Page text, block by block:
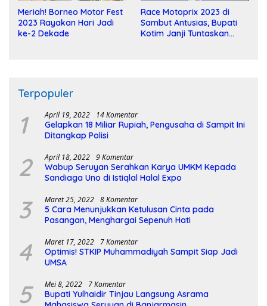
Meriah! Borneo Motor Fest
2023 Rayakan Hari Jadi
ke-2 Dekade
Race Motoprix 2023 di
Sambut Antusias, Bupati
Kotim Janji Tuntaskan
Terpopuler
1 April 19, 2022 14 Komentar
Gelapkan 18 Miliar Rupiah, Pengusaha di Sampit Ini
Ditangkap Polisi
2 April 18, 2022 9 Komentar
Wabup Seruyan Serahkan Karya UMKM Kepada
Sandiaga Uno di Istiqlal Halal Expo
3 Maret 25, 2022 8 Komentar
5 Cara Menunjukkan Ketulusan Cinta pada
Pasangan, Menghargai Sepenuh Hati
4 Maret 17, 2022 7 Komentar
Optimis! STKIP Muhammadiyah Sampit Siap Jadi
UMSA
5 Mei 8, 2022 7 Komentar
Bupati Yulhaidir Tinjau Langsung Asrama